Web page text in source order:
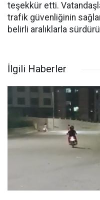
teşekkür etti.
trafik güvenliğinin
belirli aralıklarla
İlgili Haberler